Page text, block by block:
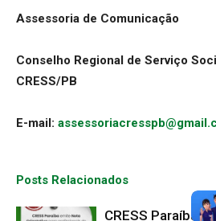
Assessoria de Comunicação
Conselho Regional de Serviço
CRESS/PB
E-mail:
Posts Relacionados
CRESS Paraíba